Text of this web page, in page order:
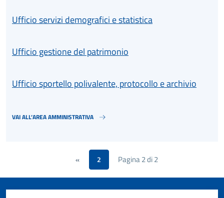
Ufficio servizi demografici e statistica
Ufficio gestione del patrimonio
Ufficio sportello polivalente, protocollo e archivio
VAI ALL’AREA AMMINISTRATIVA
« 2 Pagina 2 di 2